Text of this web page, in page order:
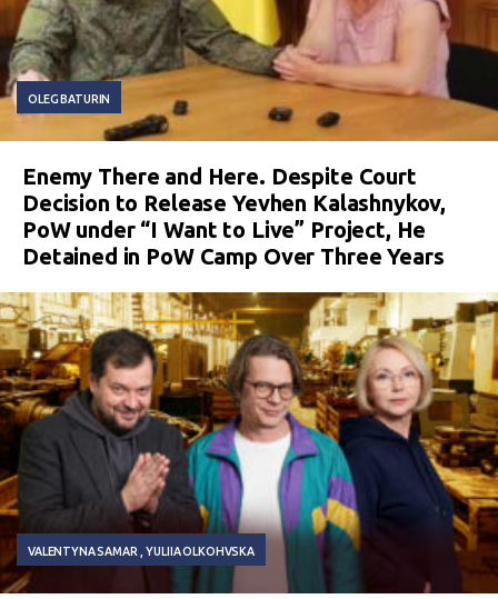
OLEG BATURIN
Enemy There and Here. Despite Court
Decision to Release Yevhen Kalashnykov,
PoW under “I Want to Live” Project, He
Detained in PoW Camp Over Three Years
VALENTYNA SAMAR YULIIA OLKOHVSKA